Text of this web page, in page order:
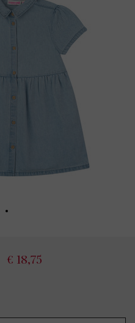
€ 18,75